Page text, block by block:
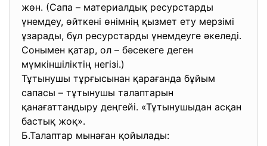
жөн. (Сапа – материалдық ресурстарды
үнемдеу, өйткені өнімнің қызмет ету мерзімі
ұзарады, бұл ресурстарды үнемдеуге әкеледі.
Сонымен қатар, ол – бәсекеге деген
мүмкіншіліктің негізі.)
Тұтынушы тұрғысынан қарағанда бұйым
сапасы – тұтынушы талаптарын
қанағаттандыру деңгейі. «Тұтынушыдан асқан
бастық жоқ».
Б.Талаптар мынаған қойылады: